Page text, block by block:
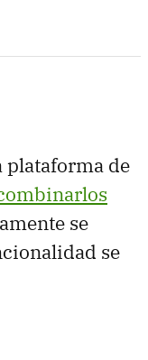
plataforma de
se
se